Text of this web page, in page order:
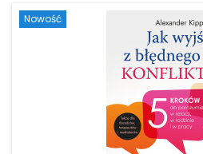
dwutlenku węgla (CO₂), siarki
potrafią...
Nowość